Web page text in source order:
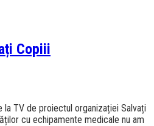
Copiii
TV de proiectul organizației Salvați
cu echipamente medicale nu am